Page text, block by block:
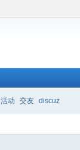
活动 交友 discuz